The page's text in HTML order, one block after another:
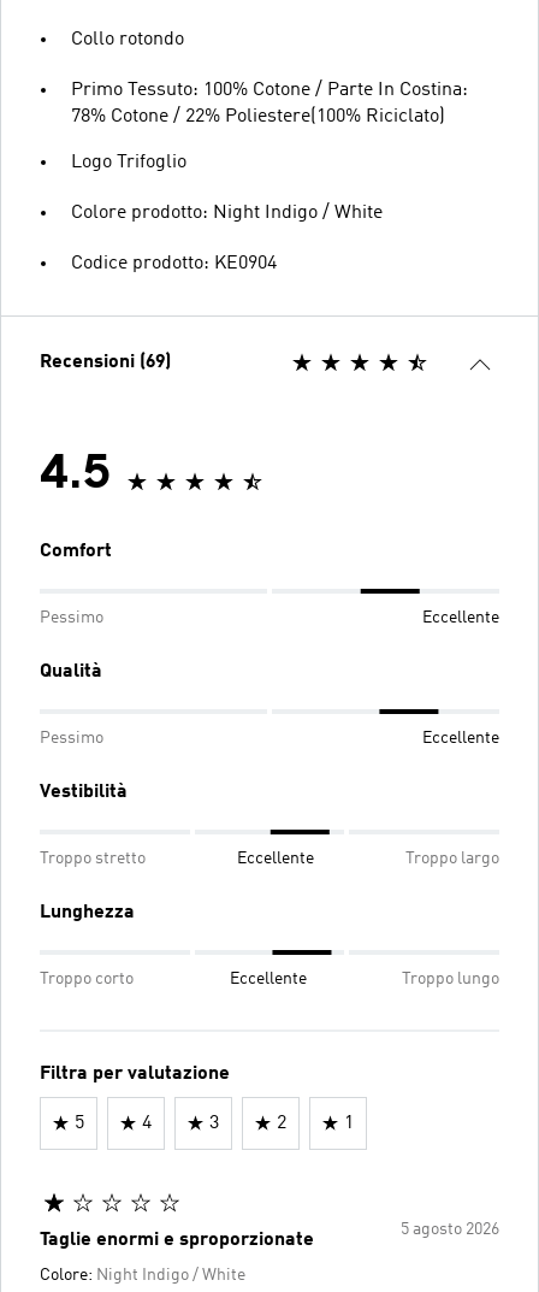
Collo rotondo
Primo Tessuto: 100% Cotone / Parte In Costina:
78% Cotone / 22% Poliestere(100% Riciclato)
Logo Trifoglio
Colore prodotto: Night Indigo / White
Codice prodotto: KE0904
Recensioni (69)
4.5
Comfort
Pessimo Eccellente
Qualità
Pessimo Eccellente
Vestibilità
Troppo stretto Eccellente Troppo largo
Lunghezza
Troppo corto Eccellente Troppo lungo
Filtra per valutazione
5 4 3 2 1
5 agosto 2026
Taglie enormi e sproporzionate
Colore: Night Indigo / White